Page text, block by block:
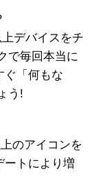
デバイスをチ
で毎回本当に
ぐ「何もな
う!
のアイコンを
ートにより増